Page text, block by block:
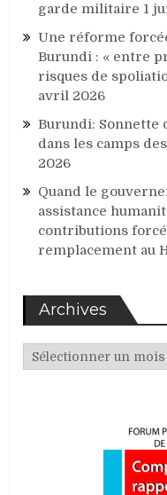
garde militaire 1
Une réforme
Burundi : « entre
risques de
avril 2026
Burundi: Sonnette
dans les camps
2026
Quand le
assistance
contributions
remplacement au
Archives
Archives